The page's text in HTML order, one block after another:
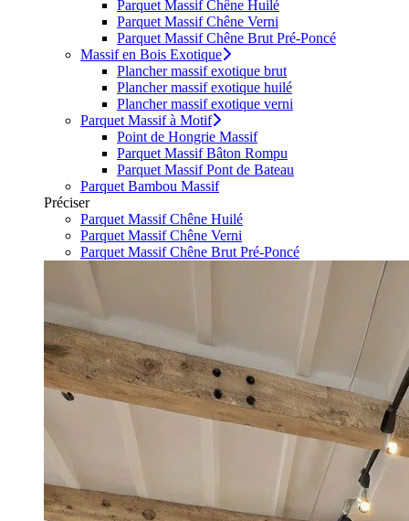
Parquet Massif Chêne Huilé
Parquet Massif Chêne Verni
Parquet Massif Chêne Brut Pré-Poncé
Massif en Bois Exotique
Plancher massif exotique brut
Plancher massif exotique huilé
Plancher massif exotique verni
Parquet Massif à Motif
Point de Hongrie Massif
Parquet Massif Bâton Rompu
Parquet Massif Pont de Bateau
Parquet Bambou Massif
Préciser
Parquet Massif Chêne Huilé
Parquet Massif Chêne Verni
Parquet Massif Chêne Brut Pré-Poncé